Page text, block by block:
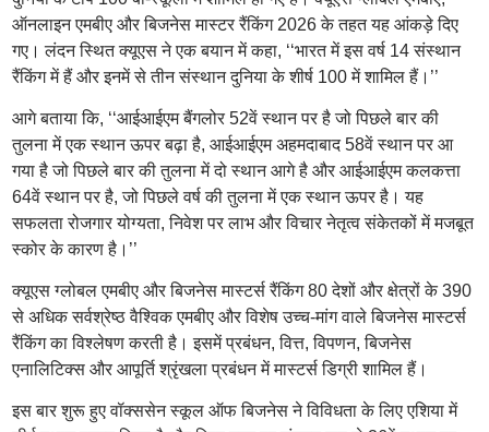
ऑनलाइन एमबीए और बिजनेस मास्टर रैंकिंग 2026 के तहत यह आंकड़े दिए
गए। लंदन स्थित क्यूएस ने एक बयान में कहा, ‘‘भारत में इस वर्ष 14 संस्थान
रैंकिंग में हैं और इनमें से तीन संस्थान दुनिया के शीर्ष 100 में शामिल हैं।’’
आगे बताया कि, ‘‘आईआईएम बैंगलोर 52वें स्थान पर है जो पिछले बार की
तुलना में एक स्थान ऊपर बढ़ा है, आईआईएम अहमदाबाद 58वें स्थान पर आ
गया है जो पिछले बार की तुलना में दो स्थान आगे है और आईआईएम कलकत्ता
64वें स्थान पर है, जो पिछले वर्ष की तुलना में एक स्थान ऊपर है। यह
सफलता रोजगार योग्यता, निवेश पर लाभ और विचार नेतृत्व संकेतकों में मजबूत
स्कोर के कारण है।’’
क्यूएस ग्लोबल एमबीए और बिजनेस मास्टर्स रैंकिंग 80 देशों और क्षेत्रों के 390
से अधिक सर्वश्रेष्ठ वैश्विक एमबीए और विशेष उच्च-मांग वाले बिजनेस मास्टर्स
रैंकिंग का विश्लेषण करती है। इसमें प्रबंधन, वित्त, विपणन, बिजनेस
एनालिटिक्स और आपूर्ति श्रृंखला प्रबंधन में मास्टर्स डिग्री शामिल हैं।
इस बार शुरू हुए वॉक्ससेन स्कूल ऑफ बिजनेस ने विविधता के लिए एशिया में